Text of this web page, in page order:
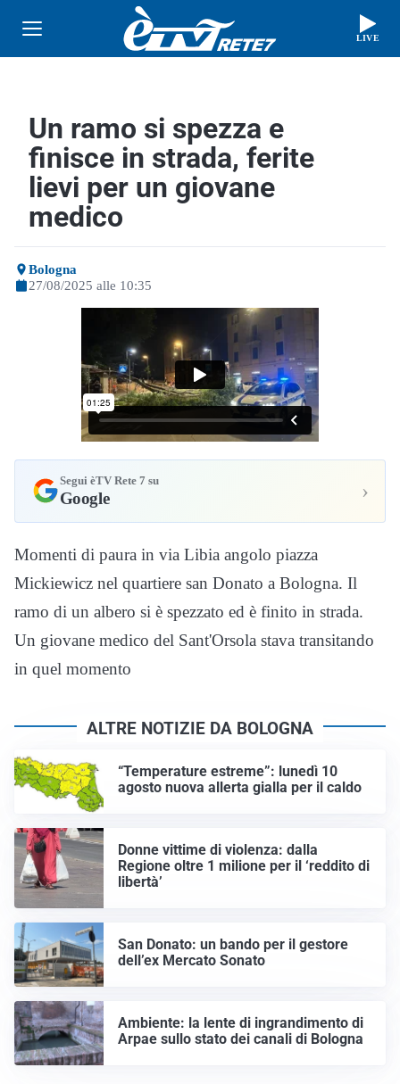
LIVE
Un ramo si spezza e
finisce in strada, ferite
lievi per un giovane
medico
Bologna
27/08/2025 alle 10:35
Segui èTV Rete 7 su
Google ›
Momenti di paura in via Libia angolo piazza
Mickiewicz nel quartiere san Donato a Bologna. Il
ramo di un albero si è spezzato ed è finito in strada.
Un giovane medico del Sant'Orsola stava transitando
in quel momento
ALTRE NOTIZIE DA BOLOGNA
“Temperature estreme”: lunedì 10
agosto nuova allerta gialla per il caldo
Donne vittime di violenza: dalla
Regione oltre 1 milione per il ‘reddito di
libertà’
San Donato: un bando per il gestore
dell’ex Mercato Sonato
Ambiente: la lente di ingrandimento di
Arpae sullo stato dei canali di Bologna